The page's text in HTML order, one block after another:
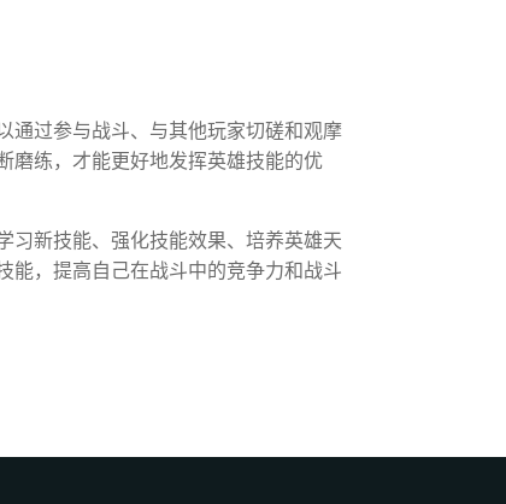
通过参与战斗、与其他玩家切磋和观摩
磨练，才能更好地发挥英雄技能的优
习新技能、强化技能效果、培养英雄天
能，提高自己在战斗中的竞争力和战斗